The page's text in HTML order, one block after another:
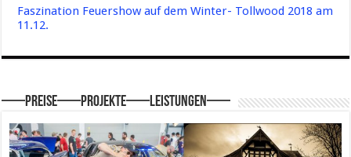
Faszination Feuershow auf dem Winter- Tollwood 2018 am
11.12.
—–Preise—–Projekte—–Leistungen—–